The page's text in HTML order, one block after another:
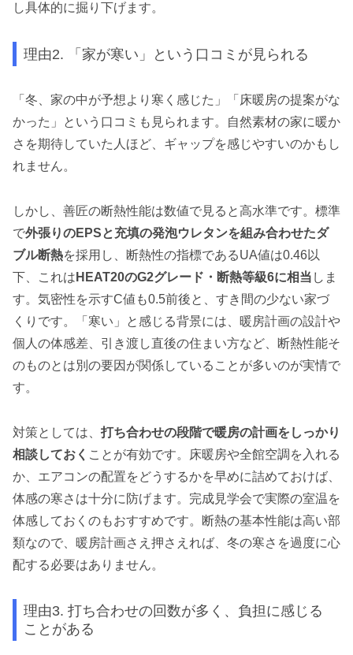
し具体的に掘り下げます。
理由2. 「家が寒い」という口コミが見られる
「冬、家の中が予想より寒く感じた」「床暖房の提案がな
かった」という口コミも見られます。自然素材の家に暖か
さを期待していた人ほど、ギャップを感じやすいのかもし
れません。
しかし、善匠の断熱性能は数値で見ると高水準です。標準
で外張りのEPSと充填の発泡ウレタンを組み合わせたダ
ブル断熱を採用し、断熱性の指標であるUA値は0.46以
下、これは HEAT20のG2グレード・断熱等級6に相当 しま
す。気密性を示すC値も0.5前後と、すき間の少ない家づ
くりです。「寒い」と感じる背景には、暖房計画の設計や
個人の体感差、引き渡し直後の住まい方など、断熱性能そ
のものとは別の要因が関係していることが多いのが実情で
す。
対策としては、 打ち合わせの段階で暖房の計画をしっかり
相談しておく ことが有効です。床暖房や全館空調を入れる
か、エアコンの配置をどうするかを早めに詰めておけば、
体感の寒さは十分に防げます。完成見学会で実際の室温を
体感しておくのもおすすめです。断熱の基本性能は高い部
類なので、暖房計画さえ押さえれば、冬の寒さを過度に心
配する必要はありません。
理由3. 打ち合わせの回数が多く、負担に感じる
ことがある